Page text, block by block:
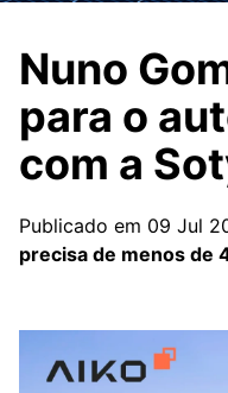
Nuno
para o
com a
Publicado em 09 Jul
precisa de menos de